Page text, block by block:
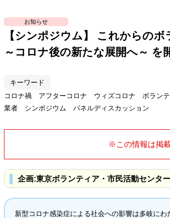
お知らせ
【シンポジウム】 これからの
～コロナ後の新たな展開へ～ を
キーワード
コロナ禍 アフターコロナ ウィズコロナ ボラ
業者 シンポジウム パネルディスカッション
※この情報は掲
企画:東京ボランティア・市民活動センタ
新型コロナ感染症による社会への影響は多岐に